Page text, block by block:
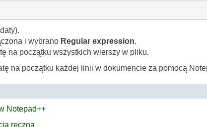
i wybrano Regular expression.
na początku wszystkich wierszy w pliku.
na początku każdej linii w dokumencie za pomocą
Notepad++
ręczna